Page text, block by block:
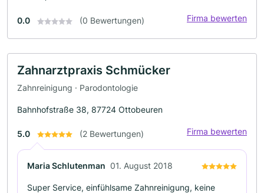
0.0 (0 Bewertungen) Firma bewerten
Zahnarztpraxis Schmücker
Zahnreinigung · Parodontologie
Bahnhofstraße 38, 87724 Ottobeuren
5.0 (2 Bewertungen) Firma bewerten
Maria Schlutenman 01. August 2018
Super Service, einfühlsame Zahnreinigung, keine